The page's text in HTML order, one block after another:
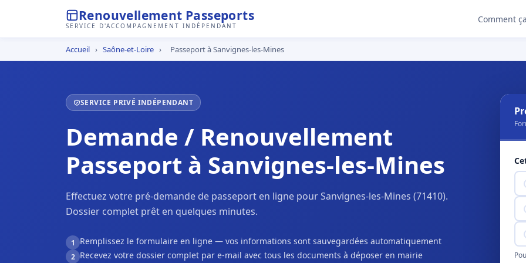
Renouvellement Passeports
SERVICE D'ACCOMPAGNEMENT INDÉPENDANT
Comment
Accueil › Saône-et-Loire › Passeport à Sanvignes-les-Mines
SERVICE PRIVÉ INDÉPENDANT
Demande / Renouvellement
Passeport à Sanvignes-les-Mines
Effectuez votre pré-demande de passeport en ligne pour Sanvignes-les-Mines (71410).
Dossier complet prêt en quelques minutes.
1 Remplissez le formulaire en ligne — vos informations sont sauvegardées automatiquement
2 Recevez votre dossier complet par e-mail avec tous les documents à déposer en mairie